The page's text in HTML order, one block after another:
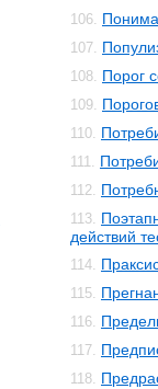
106.
107.
108. Порог
109.
110.
111.
112.
113.
действий
114.
115.
116.
117.
118.